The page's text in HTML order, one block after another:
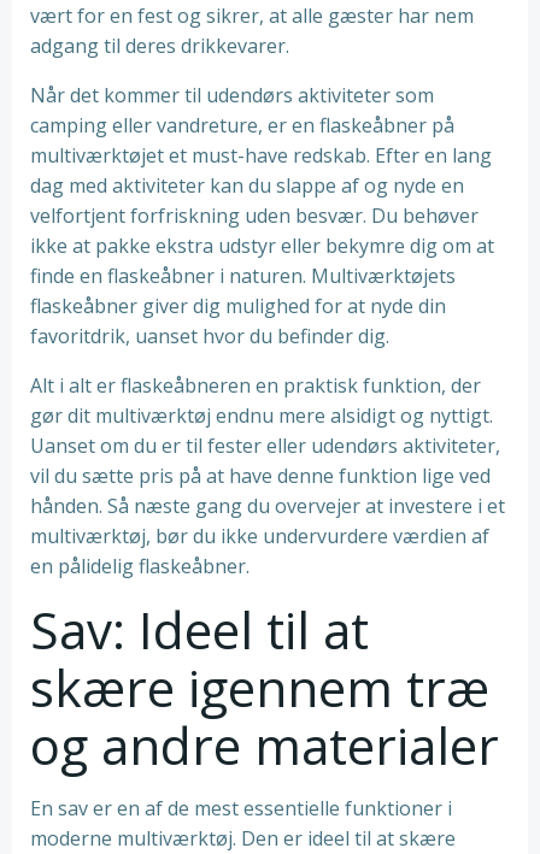
vært for en fest og sikrer, at alle gæster har nem
adgang til deres drikkevarer.
Når det kommer til udendørs aktiviteter som
camping eller vandreture, er en flaskeåbner på
multiværktøjet et must-have redskab. Efter en lang
dag med aktiviteter kan du slappe af og nyde en
velfortjent forfriskning uden besvær. Du behøver
ikke at pakke ekstra udstyr eller bekymre dig om at
finde en flaskeåbner i naturen. Multiværktøjets
flaskeåbner giver dig mulighed for at nyde din
favoritdrik, uanset hvor du befinder dig.
Alt i alt er flaskeåbneren en praktisk funktion, der
gør dit multiværktøj endnu mere alsidigt og nyttigt.
Uanset om du er til fester eller udendørs aktiviteter,
vil du sætte pris på at have denne funktion lige ved
hånden. Så næste gang du overvejer at investere i et
multiværktøj, bør du ikke undervurdere værdien af
en pålidelig flaskeåbner.
Sav: Ideel til at
skære igennem træ
og andre materialer
En sav er en af de mest essentielle funktioner i
moderne multiværktøj. Den er ideel til at skære